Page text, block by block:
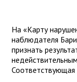
На «Карту
наблюдателя
признать